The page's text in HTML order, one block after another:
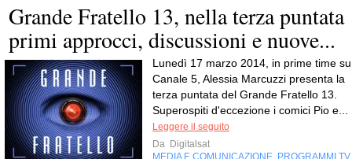
Grande Fratello 13, nella terza puntata
primi approcci, discussioni e nuove...
Lunedì 17 marzo 2014, in prime time su
Canale 5, Alessia Marcuzzi presenta la
terza puntata del Grande Fratello 13.
Superospiti d'eccezione i comici Pio e...
Leggere il seguito
Da Digitalsat
MEDIA E COMUNICAZIONE PROGRAMMI TV